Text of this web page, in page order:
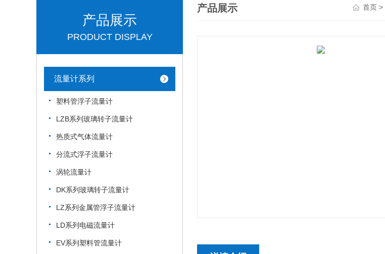
产品展示
PRODUCT DISPLAY
流量计系列
塑料管浮子流量计
LZB系列玻璃转子流量计
热质式气体流量计
分流式浮子流量计
涡轮流量计
DK系列玻璃转子流量计
LZ系列金属管浮子流量计
LD系列电磁流量计
EV系列塑料管流量计
产品展示 首页 >